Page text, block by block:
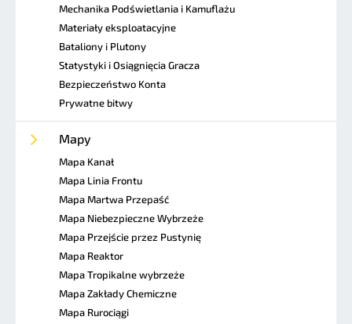
Mechanika Podświetlania i Kamuflażu
Materiały eksploatacyjne
Bataliony i Plutony
Statystyki i Osiągnięcia Gracza
Bezpieczeństwo Konta
Prywatne bitwy
Mapy
Mapa Kanał
Mapa Linia Frontu
Mapa Martwa Przepaść
Mapa Niebezpieczne Wybrzeże
Mapa Przejście przez Pustynię
Mapa Reaktor
Mapa Tropikalne wybrzeże
Mapa Zakłady Chemiczne
Mapa Rurociągi